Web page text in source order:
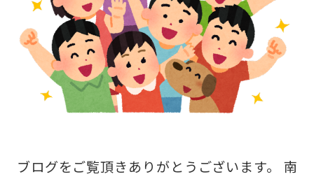
らい個別の冬期講習ポイントは＞□1科目から
受講OK！□冬期講習だけの受講OK！ 教室によ
り冬期講習の詳細が異なる場合がございますの
で各教室にてご確認ください。◆光善寺教室
072-832-3751◆高槻南教室 072-673-0088◆
072-860-7780
ブログをご覧頂きありがとうございます。 南